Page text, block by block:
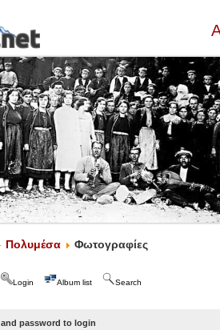
Πολυμέσα Φωτογραφίες
Login Album list Search
password to login